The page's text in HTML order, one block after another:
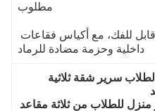
مطلوب
تغليف قابل للفك، مع أكياس فقاعات
داخلية وحزمة مضادة للرماد
سكن الطلاب سرير شقة ثلاثية
للطلاب من ثلاثة مقاعد